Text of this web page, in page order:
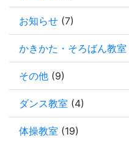
お知らせ (7)
かきかた・そろばん教室
その他 (9)
ダンス教室 (4)
体操教室 (19)